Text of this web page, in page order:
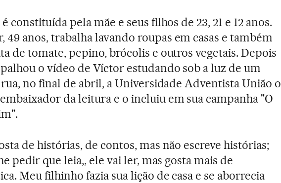
constituída pela mãe e seus filhos de 23, 21 e 12 anos.
49 anos, trabalha lavando roupas em casas e também
de tomate, pepino, brócolis e outros vegetais. Depois
o vídeo de Víctor estudando sob a luz de um
no final de abril, a Universidade Adventista União o
da leitura e o incluiu em sua campanha "O
de histórias, de contos, mas não escreve histórias;
pedir que leia,, ele vai ler, mas gosta mais de
Meu filhinho fazia sua lição de casa e se aborrecia